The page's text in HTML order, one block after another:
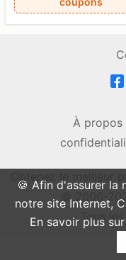
🍪 Afin d'assurer la
notre site Internet,
En savoir plus
À propos
© 2006-
Tous